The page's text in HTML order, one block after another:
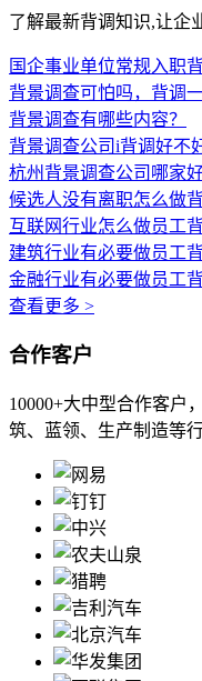
了解最新背调知识,让企
国企事业单位常规入职
背景调查可怕吗，背调
背景调查有哪些内容？
背景调查公司i背调好不
杭州背景调查公司哪家好
候选人没有离职怎么做
互联网行业怎么做员工
建筑行业有必要做员工
金融行业有必要做员工
查看更多 >
合作客户
10000+大中型合作客户
筑、蓝领、生产制造等